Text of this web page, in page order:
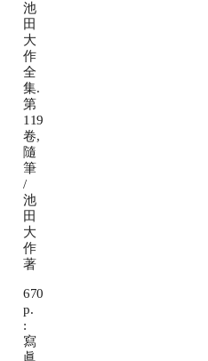
池
田
大
作
全
集.
第
119
卷,
隨
筆
/
池
田
大
作
著
670
p.
:
寫
眞